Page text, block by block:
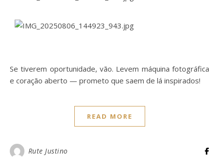
Se tiverem oportunidade, vão. Levem máquina fotográfica
e coração aberto — prometo que saem de lá inspirados!
READ MORE
Rute Justino